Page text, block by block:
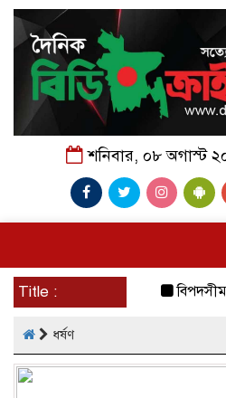
শনিবার, ০৮ অগাস্ট
Title : বিপদসীমার
ধর্ষণ